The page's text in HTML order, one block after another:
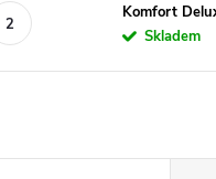
Komfort
Skladem